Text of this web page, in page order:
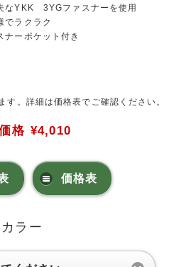
なYKK 3YGファスナーを使用
でラクラク
ナーポケット付き
す。詳細は価格表でご確認ください。
格 ¥4,010
価格表
カラー